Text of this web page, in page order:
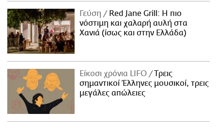
Γεύση
Red Jane Grill: Η πιο
νόστιμη και χαλαρή αυλή στα
Χανιά (ίσως και στην Ελλάδα)
Είκοσι χρόνια LIFO
Tρεις
σημαντικοί Έλληνες μουσικοί, τρεις
μεγάλες απώλειες